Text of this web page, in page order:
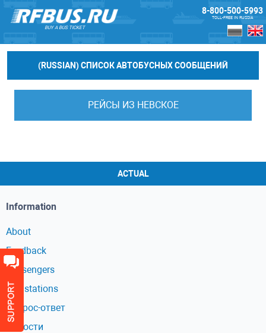
BUY A BUS TICKET
8-800-500-5993
TOLL-FREE IN RUSSIA
(RUSSIAN) СПИСОК АВТОБУСНЫХ СООБЩЕНИЙ
РЕЙСЫ ИЗ НЕВСКОЕ
ACTUAL
Information
About
Feedback
Passengers
Bus stations
Вопрос-ответ
Новости